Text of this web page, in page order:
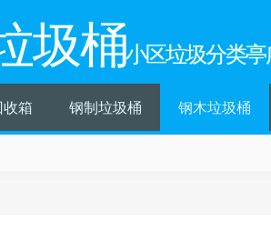
圾桶小区垃圾分类
箱 钢制垃圾桶 钢木垃圾桶